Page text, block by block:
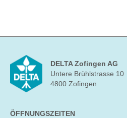
DELTA Zofingen AG
Untere Brühlstrasse 10
4800 Zofingen
ÖFFNUNGSZEITEN